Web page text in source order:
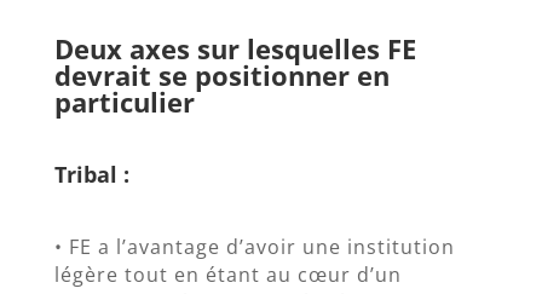
Deux axes sur lesquelles FE
devrait se positionner en
particulier
Tribal :
• FE a l’avantage d’avoir une institution
légère tout en étant au cœur d’un